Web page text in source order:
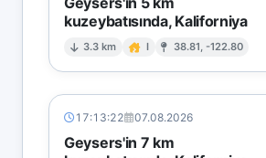
kuzeybatısında, Kaliforniya
3.3 km I 38.81, -122.80
17:13:22 07.08.2026
Geysers'in 7 km